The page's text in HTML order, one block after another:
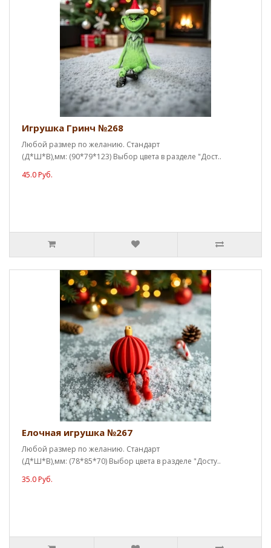
Игрушка Гринч №268
Любой размер по желанию. Стандарт
(Д*Ш*В),мм: (90*79*123) Выбор цвета в разделе "Дост..
45.0 Руб.
Елочная игрушка №267
Любой размер по желанию. Стандарт
(Д*Ш*В),мм: (78*85*70) Выбор цвета в разделе "Досту..
35.0 Руб.